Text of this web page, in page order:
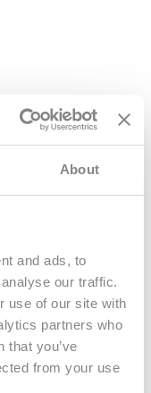
About
and ads, to
our traffic.
use of our site with
partners who
that you’ve
from your use